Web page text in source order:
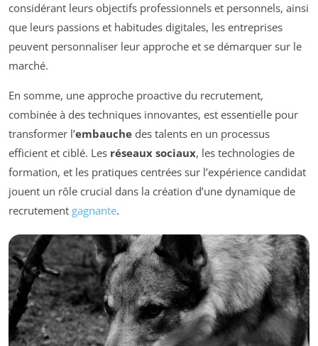
considérant leurs objectifs professionnels et personnels, ainsi
que leurs passions et habitudes digitales, les entreprises
peuvent personnaliser leur approche et se démarquer sur le
marché.
En somme, une approche proactive du recrutement,
combinée à des techniques innovantes, est essentielle pour
transformer l’embauche des talents en un processus
efficient et ciblé. Les réseaux sociaux, les technologies de
formation, et les pratiques centrées sur l’expérience candidat
jouent un rôle crucial dans la création d’une dynamique de
recrutement gagnante.